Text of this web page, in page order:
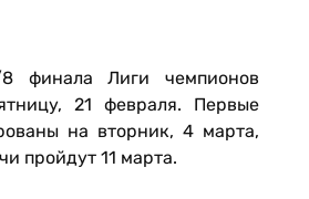
финала Лиги чемпионов
21 февраля. Первые
на вторник, 4 марта,
пройдут 11 марта.